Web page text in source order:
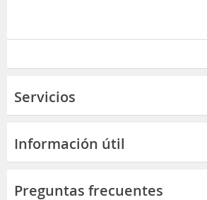
Servicios
Información útil
Preguntas frecuentes